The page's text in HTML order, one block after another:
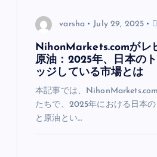
varsha July 29, 2025
NihonMarkets.comがレ
原油：2025年、日本の
ッジしている市場とは
本記事では、
たちで、2025年における日本
と原油とい…